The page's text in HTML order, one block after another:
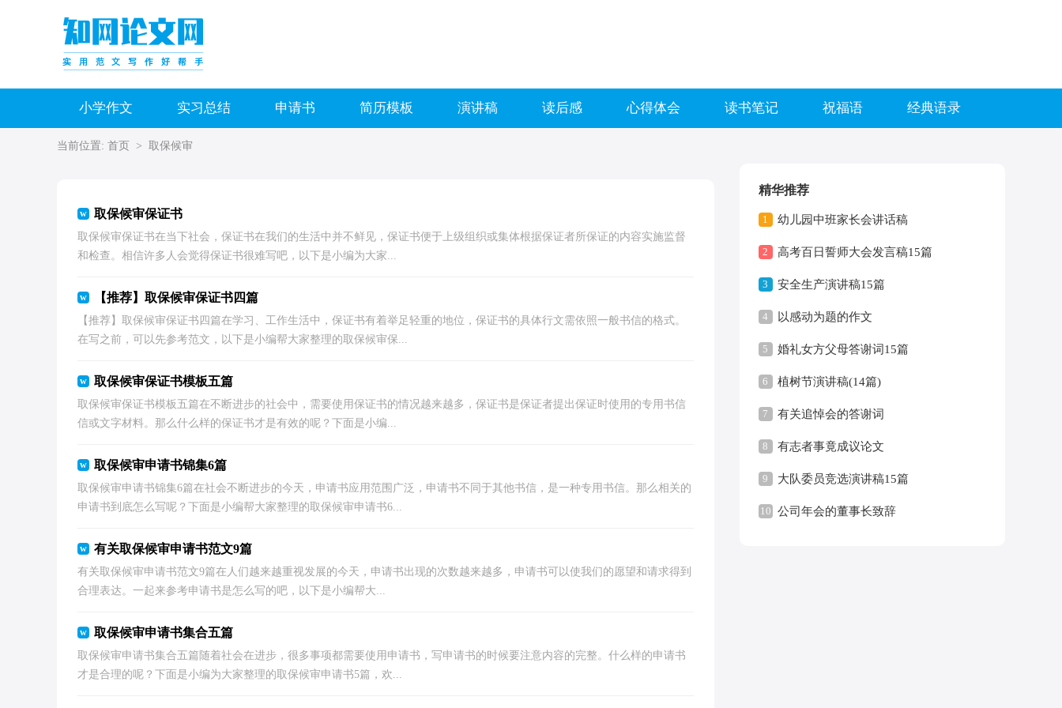
小学作文 实习总结 申请书 简历模板 演讲稿 读后感 心得体会 读书笔记 祝福语 经典语录
当前位置: 首页 > 取保候审
取保候审保证书
取保候审保证书在当下社会，保证书在我们的生活中并不鲜见，保证书便于上级组织或集体根据保证者所保证的内容实施监督
和检查。相信许多人会觉得保证书很难写吧，以下是小编为大家...
【推荐】取保候审保证书四篇
【推荐】取保候审保证书四篇在学习、工作生活中，保证书有着举足轻重的地位，保证书的具体行文需依照一般书信的格式。
在写之前，可以先参考范文，以下是小编帮大家整理的取保候审保...
取保候审保证书模板五篇
取保候审保证书模板五篇在不断进步的社会中，需要使用保证书的情况越来越多，保证书是保证者提出保证时使用的专用书信
信或文字材料。那么什么样的保证书才是有效的呢？下面是小编...
取保候审申请书锦集6篇
取保候审申请书锦集6篇在社会不断进步的今天，申请书应用范围广泛，申请书不同于其他书信，是一种专用书信。那么相关的
申请书到底怎么写呢？下面是小编帮大家整理的取保候审申请书6...
有关取保候审申请书范文9篇
有关取保候审申请书范文9篇在人们越来越重视发展的今天，申请书出现的次数越来越多，申请书可以使我们的愿望和请求得到
合理表达。一起来参考申请书是怎么写的吧，以下是小编帮大...
取保候审申请书集合五篇
取保候审申请书集合五篇随着社会在进步，很多事项都需要使用申请书，写申请书的时候要注意内容的完整。什么样的申请书
才是合理的呢？下面是小编为大家整理的取保候审申请书5篇，欢...
精华推荐
1 幼儿园中班家长会讲话稿
2 高考百日誓师大会发言稿15篇
3 安全生产演讲稿15篇
4 以感动为题的作文
5 婚礼女方父母答谢词15篇
6 植树节演讲稿(14篇)
7 有关追悼会的答谢词
8 有志者事竟成议论文
9 大队委员竞选演讲稿15篇
10 公司年会的董事长致辞